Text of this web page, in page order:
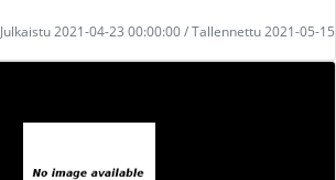
Julkaistu 2021-04-23 00:00:00 / Tallennettu 2021-05-15